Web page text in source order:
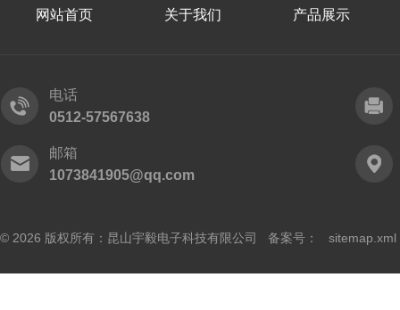
网站首页 关于我们 产品展示
电话
0512-57567638
邮箱
1073841905@qq.com
© 2026 版权所有：昆山宇毅电子科技有限公司 备案号： sitemap.xml